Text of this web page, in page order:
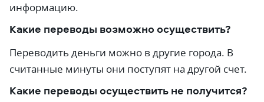
информацию.
Какие переводы возможно осуществить?
Переводить деньги можно в другие города. В
считанные минуты они поступят на другой счет.
Какие переводы осуществить не получится?